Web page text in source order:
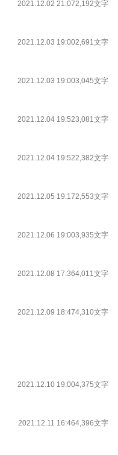
2021.12.02 21:072,192文字
2021.12.03 19:002,691文字
2021.12.03 19:003,045文字
2021.12.04 19:523,081文字
2021.12.04 19:522,382文字
2021.12.05 19:172,553文字
2021.12.06 19:003,935文字
2021.12.08 17:364,011文字
2021.12.09 18:474,310文字
2021.12.10 19:004,375文字
2021.12.11 16:464,396文字